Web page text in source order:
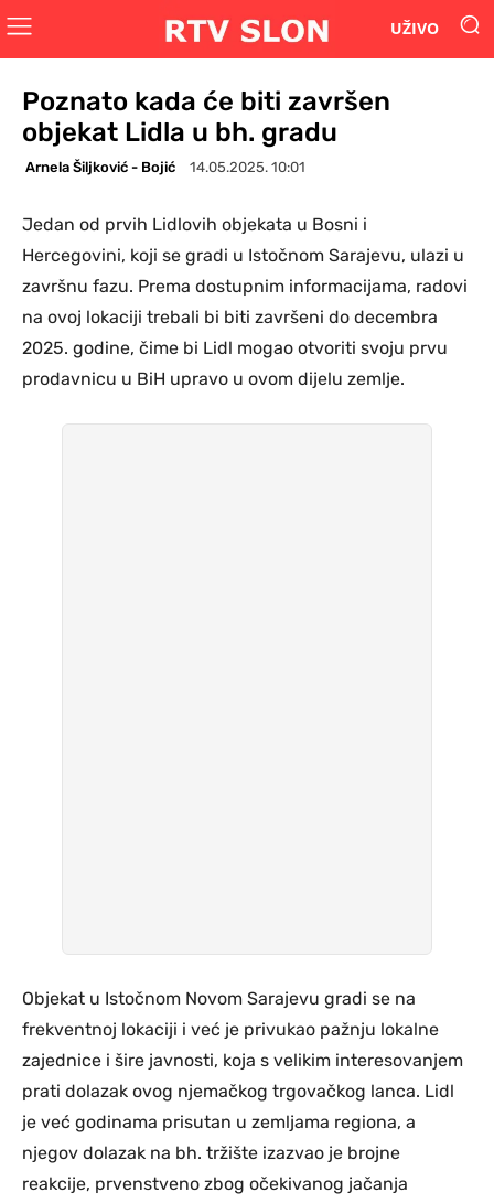
UŽIVO
Poznato kada će biti završen
objekat Lidla u bh. gradu
Arnela Šiljković - Bojić 14.05.2025. 10:01
Jedan od prvih Lidlovih objekata u Bosni i
Hercegovini, koji se gradi u Istočnom Sarajevu, ulazi u
završnu fazu. Prema dostupnim informacijama, radovi
na ovoj lokaciji trebali bi biti završeni do decembra
2025. godine, čime bi Lidl mogao otvoriti svoju prvu
prodavnicu u BiH upravo u ovom dijelu zemlje.
Objekat u Istočnom Novom Sarajevu gradi se na
frekventnoj lokaciji i već je privukao pažnju lokalne
zajednice i šire javnosti, koja s velikim interesovanjem
prati dolazak ovog njemačkog trgovačkog lanca. Lidl
je već godinama prisutan u zemljama regiona, a
njegov dolazak na bh. tržište izazvao je brojne
reakcije, prvenstveno zbog očekivanog jačanja